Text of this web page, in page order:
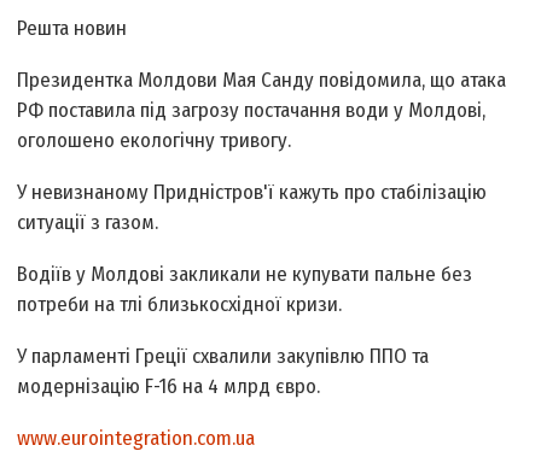
Решта новин
Президентка Молдови Мая Санду повідомила, що атака
РФ поставила під загрозу постачання води у Молдові,
оголошено екологічну тривогу.
У невизнаному Придністров'ї кажуть про стабілізацію
ситуації з газом.
Водіїв у Молдові закликали не купувати пальне без
потреби на тлі близькосхідної кризи.
У парламенті Греції схвалили закупівлю ППО та
модернізацію F-16 на 4 млрд євро.
www.eurointegration.com.ua